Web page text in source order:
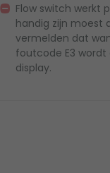
Flow switch werkt
handig zijn moest
vermelden dat
foutcode E3
display.